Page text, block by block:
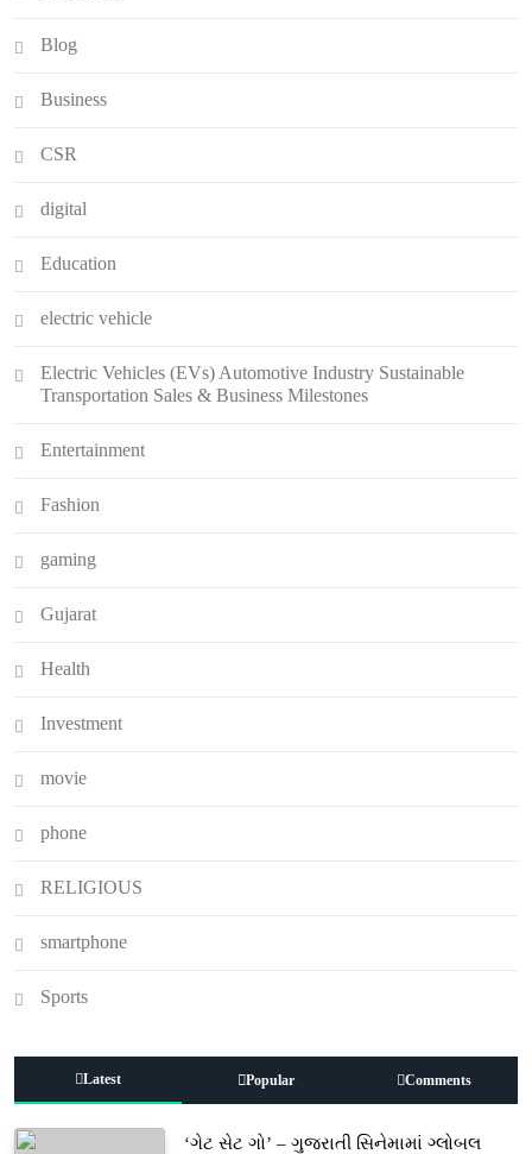
Blog
Business
CSR
digital
Education
electric vehicle
Electric Vehicles (EVs) Automotive Industry Sustainable
Transportation Sales & Business Milestones
Entertainment
Fashion
gaming
Gujarat
Health
Investment
movie
phone
RELIGIOUS
smartphone
Sports
Latest Popular Comments
‘ગેટ સેટ ગો’ – ગુજરાતી સિનેમામાં ગ્લોબલ